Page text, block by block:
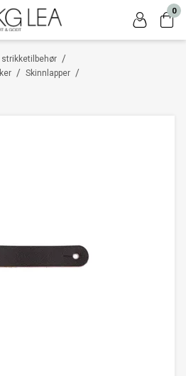
0
/
strikketilbehør
/ /
Skinnlapper